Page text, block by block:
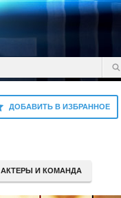
ДОБАВИТЬ В ИЗБРАННОЕ
АКТЕРЫ И КОМАНДА